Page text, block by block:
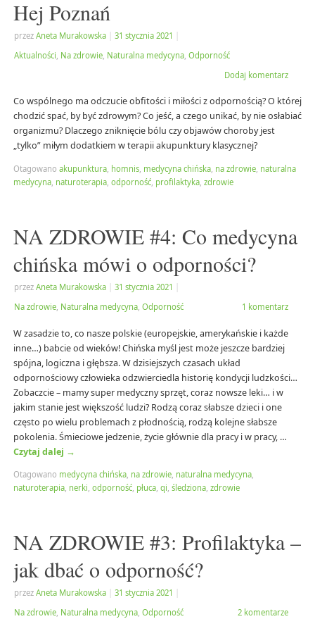
Hej Poznań
przez Aneta Murakowska 31 stycznia 2021
Aktualności Na zdrowie, Naturalna medycyna, Odporność
Dodaj komentarz
Co wspólnego ma odczucie obfitości i miłości z odpornością? O której
chodzić spać, by być zdrowym? Co jeść, a czego unikać, by nie osłabiać
organizmu? Dlaczego zniknięcie bólu czy objawów choroby jest
„tylko” miłym dodatkiem w terapii akupunktury klasycznej?
Otagowano akupunktura, homnis, medycyna chińska, na zdrowie, naturalna
medycyna, naturoterapia, odporność, profilaktyka, zdrowie
NA ZDROWIE #4: Co medycyna
chińska mówi o odporności?
przez Aneta Murakowska 31 stycznia 2021
Na zdrowie, Naturalna medycyna, Odporność 1 komentarz
W zasadzie to, co nasze polskie (europejskie, amerykańskie i każde
inne…) babcie od wieków! Chińska myśl jest może jeszcze bardziej
spójna, logiczna i głębsza. W dzisiejszych czasach układ
odpornościowy człowieka odzwierciedla historię kondycji ludzkości…
Zobaczcie – mamy super medyczny sprzęt, coraz nowsze leki… i w
jakim stanie jest większość ludzi? Rodzą coraz słabsze dzieci i one
często po wielu problemach z płodnością, rodzą kolejne słabsze
pokolenia. Śmieciowe jedzenie, życie głównie dla pracy i w pracy, …
Czytaj dalej →
Otagowano medycyna chińska, na zdrowie, naturalna medycyna,
naturoterapia, nerki, odporność, płuca, qi, śledziona, zdrowie
NA ZDROWIE #3: Profilaktyka –
jak dbać o odporność?
przez Aneta Murakowska 31 stycznia 2021
Na zdrowie, Naturalna medycyna, Odporność 2 komentarze